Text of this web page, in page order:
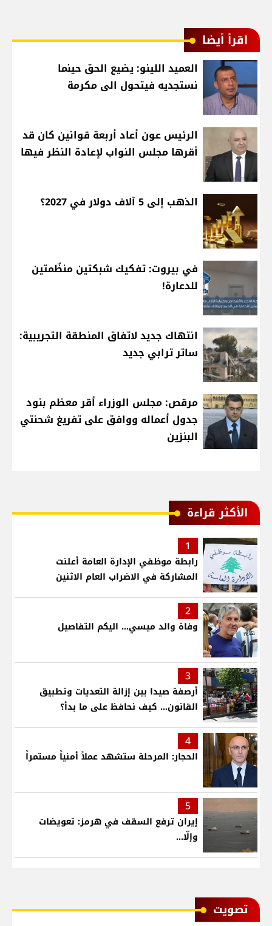
اقرأ أيضا
العميد اللينو: يضيع الحق حينما
نستجديه فيتحول الى مكرمة
الرئيس عون أعاد أربعة قوانين كان قد
أقرها مجلس النواب لإعادة النظر فيها
الذهب إلى 5 آلاف دولار في 2027؟
في بيروت: تفكيك شبكتين منظّمتين
للدعارة!
انتهاك جديد لاتفاق المنطقة التجريبية:
ساتر ترابي جديد
مرقص: مجلس الوزراء أقر معظم بنود
جدول أعماله ووافق على تفريغ شحنتي
البنزين
الأكثر قراءة
1
رابطة موظفي الإدارة العامة أعلنت
المشاركة في الاضراب العام الاثنين
2
وفاة والد ميسي... اليكم التفاصيل
3
أرصفة صيدا بين إزالة التعديات وتطبيق
القانون... كيف نحافظ على ما بدأ؟
4
الحجار: المرحلة ستشهد عملاً أمنياً مستمراً
5
إيران ترفع السقف في هرمز: تعويضات
وإلّا...
ﺗﺼﻮﻳﺖ